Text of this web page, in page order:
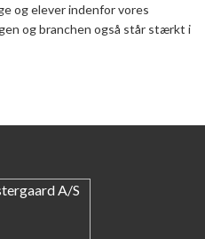
og elever indenfor vores
og branchen også står stærkt i